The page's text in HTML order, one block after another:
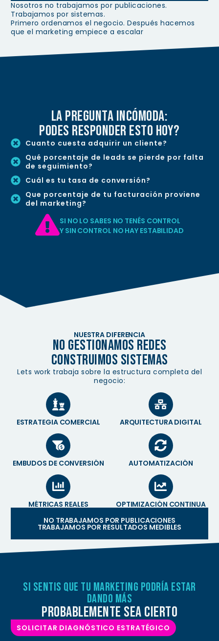
Nosotros no trabajamos por publicaciones.
Trabajamos por sistemas.
Primero ordenamos el negocio. Después hacemos
que el marketing empiece a escalar
la pregunta incómoda:
podes responder esto hoy?
Cuanto cuesta adquirir un cliente?
Qué porcentaje de leads se pierde por falta
de seguimiento?
Cuál es tu tasa de conversión?
Que porcentaje de tu facturación proviene
del marketing?
SI NO LO SABES NO TENÉS CONTROL
Y SIN CONTROL NO HAY ESTABILIDAD
NUESTRA DIFERENCIA
no gestionamos redes
construimos sistemas
Lets work trabaja sobre la estructura completa del
negocio:
ESTRATEGIA COMERCIAL ARQUITECTURA DIGITAL
EMBUDOS DE CONVERSIÓN AUTOMATIZACIÓN
MÉTRICAS REALES
OPTIMIZACIÓN CONTINUA
NO TRABAJAMOS POR PUBLICACIONES
TRABAJAMOS POR RESULTADOS MEDIBLES
si sentis que tu marketing podría estar
dando más
probablemente sea cierto
SOLICITAR DIAGNÓSTICO ESTRATÉGICO